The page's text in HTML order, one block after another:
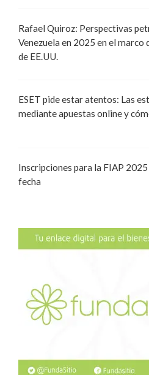
Rafael Quiroz: Perspectivas
Venezuela en 2025 en el marco
de EE.UU.
ESET pide estar atentos: Las
mediante apuestas online y
Inscripciones para la FIAP
fecha